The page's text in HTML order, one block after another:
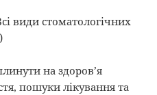
на здоров’я
пошуки лікування та